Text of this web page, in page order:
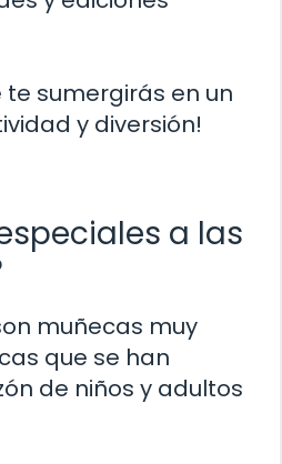
te sumergirás en un
y diversión!
a las
muñecas muy
que se han
de niños y adultos